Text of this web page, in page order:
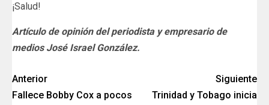
¡Salud!
Artículo de opinión del periodista y empresario de
medios José Israel González.
Anterior
Fallece Bobby Cox a pocos
Siguiente
Trinidad y Tobago inicia